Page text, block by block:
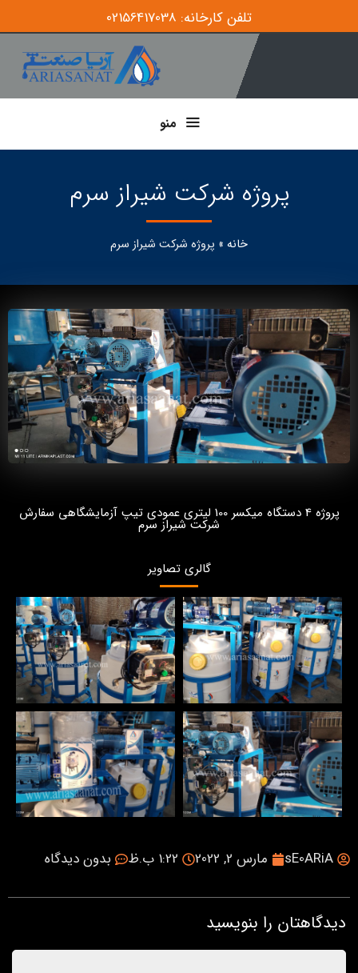
تلفن کارخانه: 02156417038
منو
پروژه شرکت شیراز سرم
خانه » پروژه شرکت شیراز سرم
پروژه 4 دستگاه میکسر 100 لیتری عمودی تیپ آزمایشگاهی سفارش
شرکت شیراز سرم
گالری تصاویر
sE0ARiA مارس 2, 2022 1:22 ب.ظ بدون دیدگاه
دیدگاهتان را بنویسید